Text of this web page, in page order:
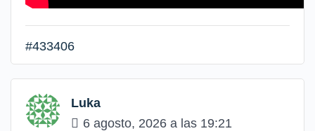
#433406
Luka
6 agosto, 2026 a las 19:21